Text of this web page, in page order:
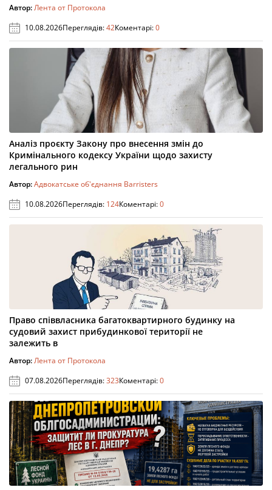
Автор:Лента от Протокола
10.08.2026Переглядів:42Коментарі:0
Аналіз проєкту Закону про внесення змін до
Кримінального кодексу України щодо захисту
легального рин
Автор:Адвокатське об'єднання Barristers
10.08.2026Переглядів: 124Коментарі:0
Право співвласника багатоквартирного будинку на
судовий захист прибудинкової території не
залежить в
Автор:Лента от Протокола
07.08.2026Переглядів:323Коментарі:0